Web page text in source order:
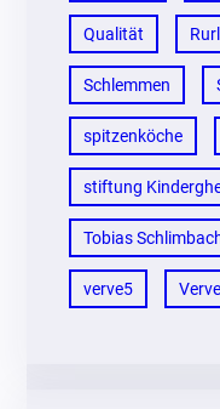
Qualität
Schlemmen
spitzenköche
stiftung
Tobias
verve5